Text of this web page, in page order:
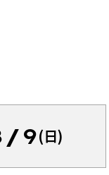
9(日)